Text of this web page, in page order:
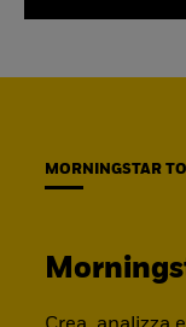
MORNINGSTAR